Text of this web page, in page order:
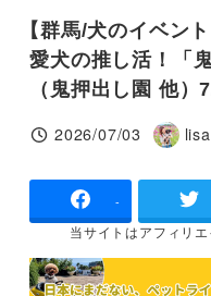
【群馬/犬のイベン
愛犬の推し活！「
（鬼押出し園 他）
投稿日
2026/07/03
著
lisa
-
当サイトはアフィリ